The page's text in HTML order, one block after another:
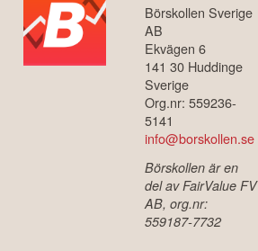
Börskollen Sverige
AB
Ekvägen 6
141 30 Huddinge
Sverige
Org.nr: 559236-
5141
info@borskollen.se
Börskollen är en
del av FairValue FV
AB, org.nr:
559187-7732